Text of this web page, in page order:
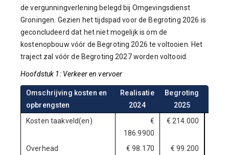
de vergunningverlening belegd bij Omgevingsdienst
Groningen. Gezien het tijdspad voor de Begroting 2026 is
geconcludeerd dat het niet mogelijk is om de
kostenopbouw vóór de Begroting 2026 te voltooien. Het
traject zal vóór de Begroting 2027 worden voltooid.
Hoofdstuk 1: Verkeer en vervoer
Omschrijving kosten en
opbrengsten
Realisatie
2024
Begroting
2025
Kosten taakveld(en)
€
186.9900
€ 214.000
Overhead € 98.170 € 99.200